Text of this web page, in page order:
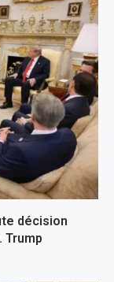
décision
Trump